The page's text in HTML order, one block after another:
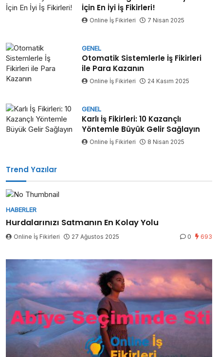
İçin En İyi İş Fikirleri!
Online İş Fikirleri 7 Nisan 2025
GENEL
Otomatik Sistemlerle İş Fikirleri
ile Para Kazanın
Online İş Fikirleri 24 Kasım 2025
GENEL
Karlı İş Fikirleri: 10 Kazançlı
Yöntemle Büyük Gelir Sağlayın
Online İş Fikirleri 8 Nisan 2025
Trend Yazılar
HABERLER
Hurdalarınızı Satmanın En Kolay Yolu
Online İş Fikirleri 27 Ağustos 2025 0 693